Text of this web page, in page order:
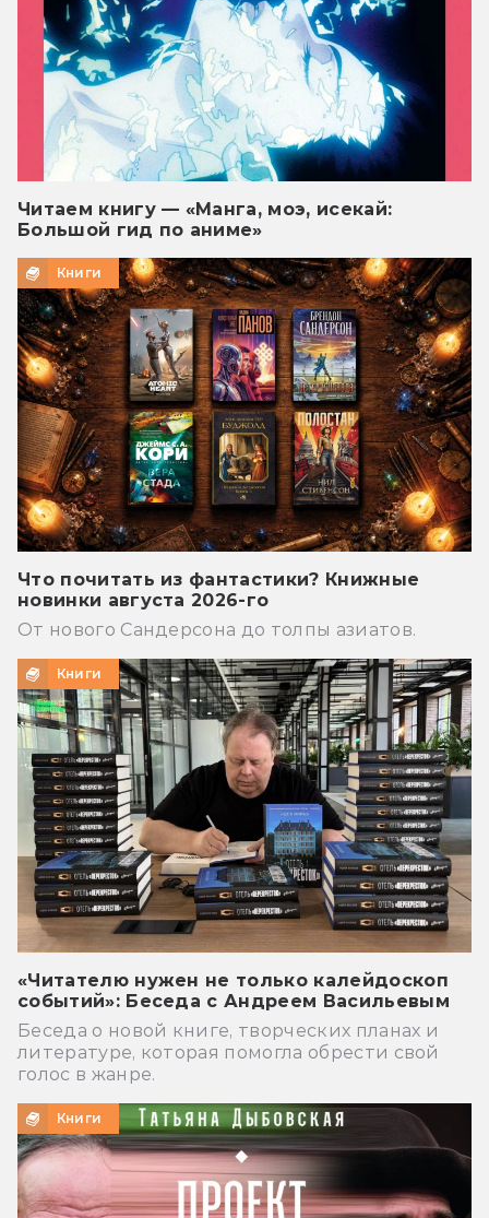
Читаем книгу — «Манга, моэ, исекай:
Большой гид по аниме»
Книги
Что почитать из фантастики? Книжные
новинки августа 2026-го
От нового Сандерсона до толпы азиатов.
Книги
«Читателю нужен не только калейдоскоп
событий»: Беседа с Андреем Васильевым
Беседа о новой книге, творческих планах и
литературе, которая помогла обрести свой
голос в жанре.
Книги